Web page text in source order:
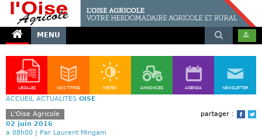
MENU
LÉGALES NOS TITRES MÉTÉO ANNONCES AGENDA NEWSLETTER
ACCUEIL ACTUALITÉS OISE
partager :
L'Oise Agricole
02 juin 2016
a 08h00 | Par Laurent Mingam